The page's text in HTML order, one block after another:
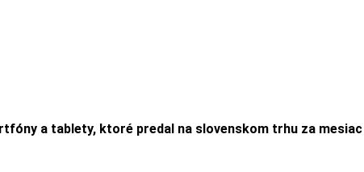
a tablety, ktoré predal na slovenskom trhu za mesiac